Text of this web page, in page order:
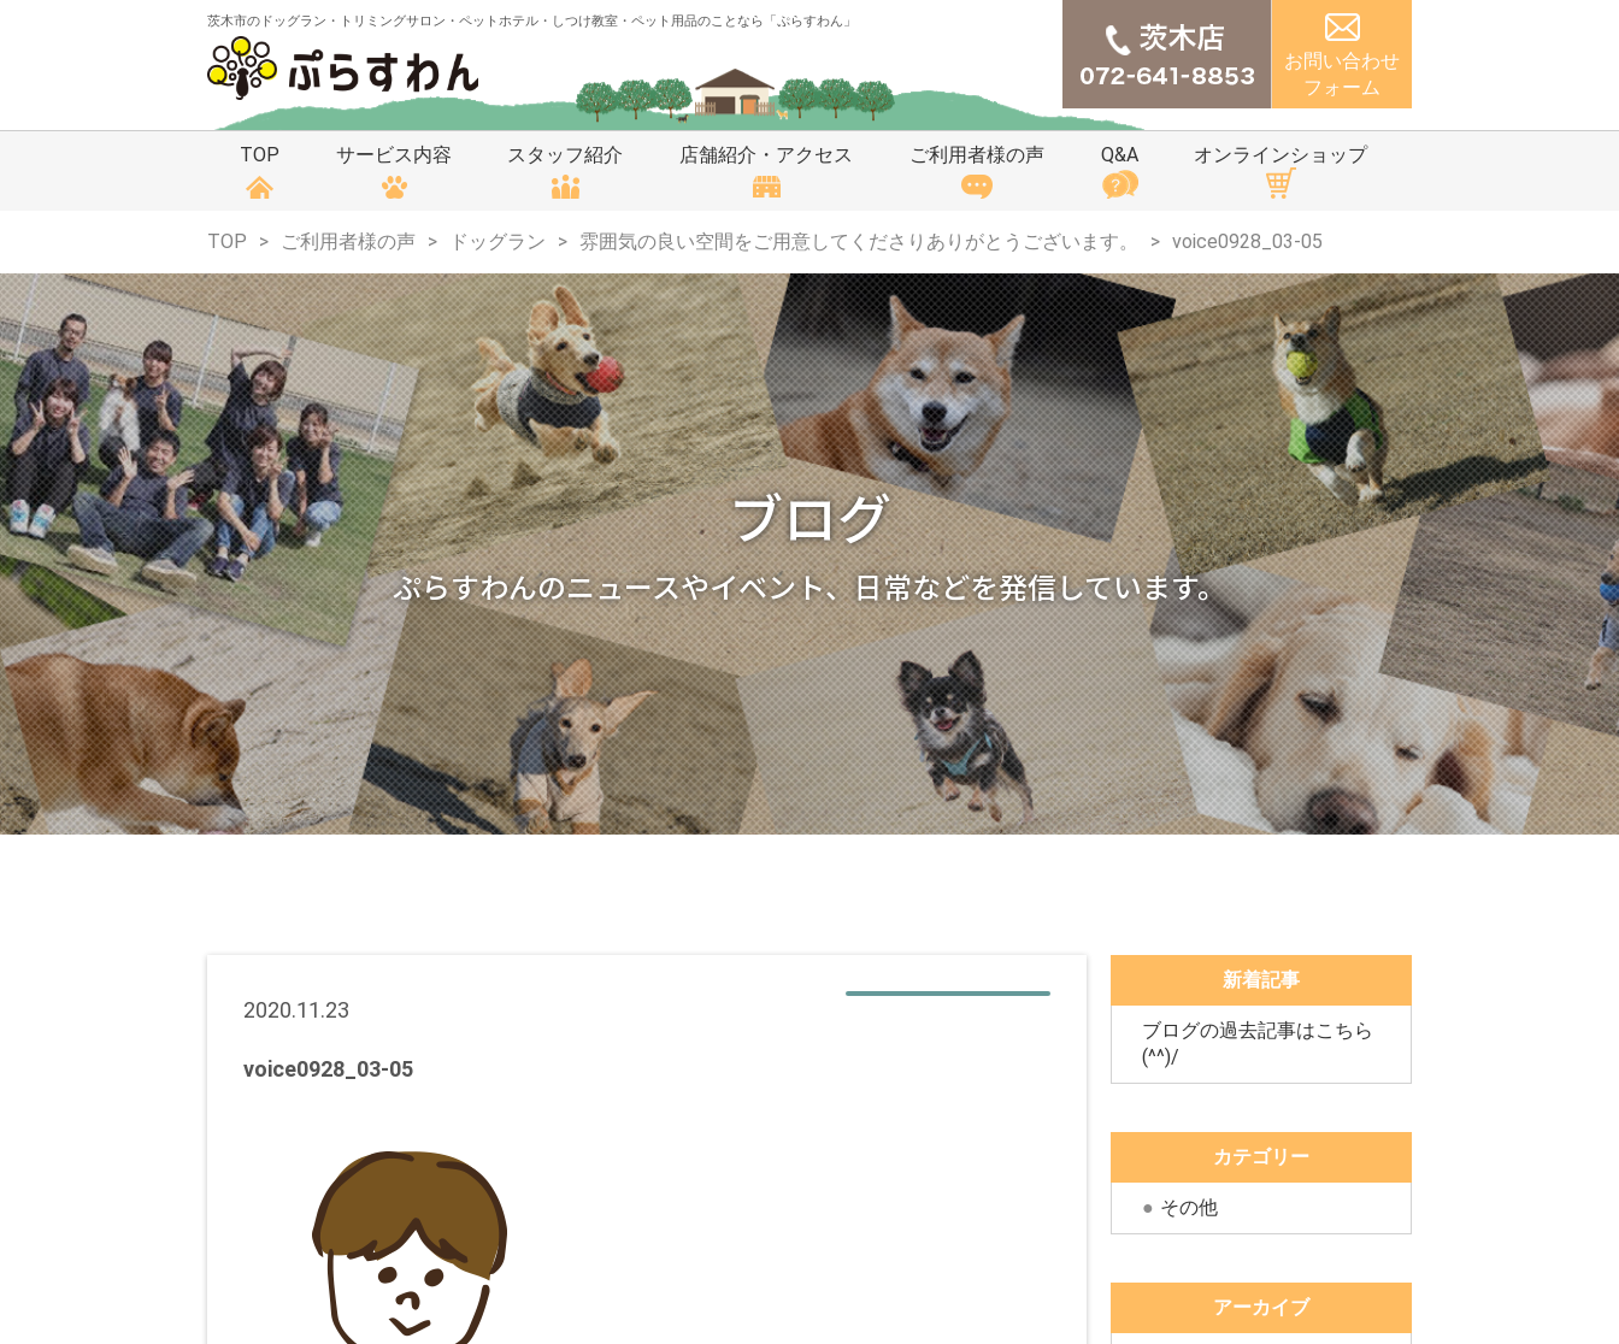
茨木市のドッグラン・トリミングサロン・ペットホテル・しつけ教室・ペット用品のことなら「ぷらすわん」
お問い合わせ
フォーム
TOP サービス内容 スタッフ紹介 店舗紹介・アクセス ご利用者様の声 Q&A オンラインショップ
TOP ご利用者様の声 ドッグラン 雰囲気の良い空間をご用意してくださりありがとうございます。 voice0928_03-05
ブログ
ぷらすわんのニュースやイベント、日常などを発信しています。
新着記事
ブログの過去記事はこちら
(^^)/
カテゴリー
その他
アーカイブ
2020.11.23
voice0928_03-05